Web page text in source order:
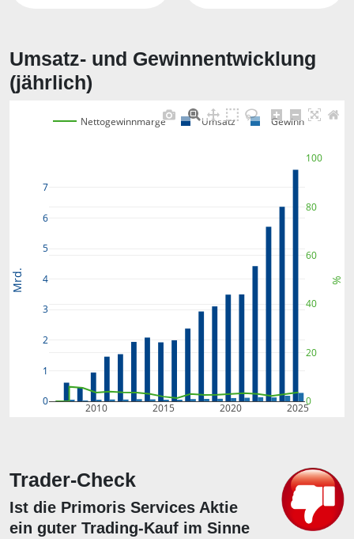
Umsatz- und Gewinnentwicklung
(jährlich)
2010 2015 2020 2025
0
1
2
3
4
5
6
7
0
20
40
60
80
100
Nettogewinnmarge Umsatz Gewinn
Mrd. %
Trader-Check
Ist die Primoris Services Aktie
ein guter Trading-Kauf im Sinne